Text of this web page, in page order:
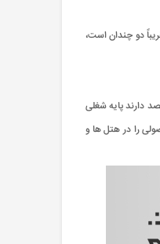
دو چندان است،
دارند پایه شغلی
را در هتل ها و